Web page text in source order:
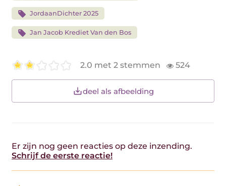
JordaanDichter 2025
Jan Jacob Krediet Van den Bos
2.0 met 2 stemmen 524
deel als afbeelding
Er zijn nog geen reacties op deze inzending.
Schrijf de eerste reactie!